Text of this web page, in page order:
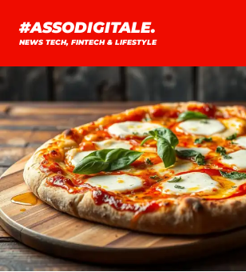
#ASSODIGITALE.
NEWS TECH, FINTECH & LIFESTYLE